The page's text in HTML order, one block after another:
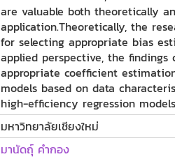
are valuable both theoretically
application.Theoretically, the
for selecting appropriate bias
applied perspective, the findings
appropriate coefficient
models based on data
high-efficiency regression
มหาวิทยาลัยเชียงใหม่
มานัดถุ์ คำกอง